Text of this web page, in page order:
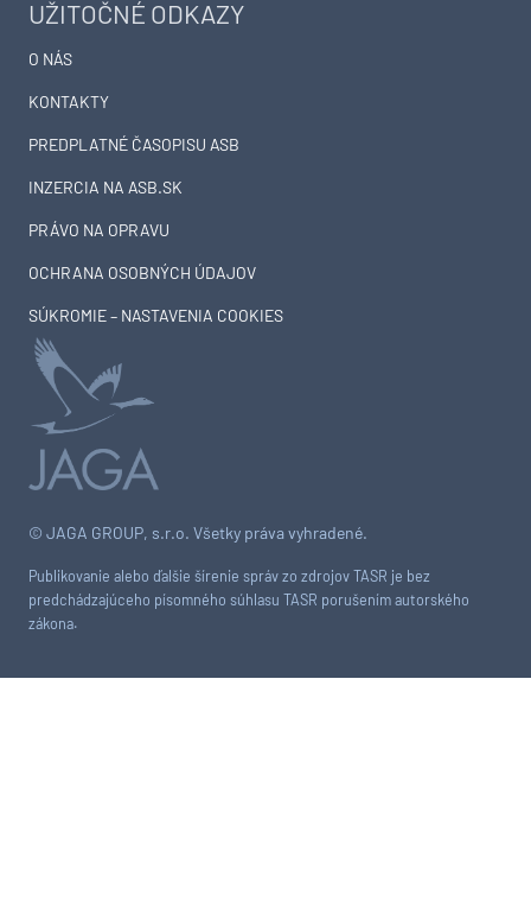
© JAGA GROUP, s.r.o. Všetky práva vyhradené.
Publikovanie alebo ďalšie šírenie správ zo zdrojov TASR je bez
predchádzajúceho písomného súhlasu TASR porušením autorského
zákona.
UŽITOČNÉ ODKAZY
O NÁS
KONTAKTY
PREDPLATNÉ ČASOPISU ASB
INZERCIA NA ASB.SK
PRÁVO NA OPRAVU
OCHRANA OSOBNÝCH ÚDAJOV
SÚKROMIE – NASTAVENIA COOKIES